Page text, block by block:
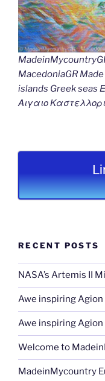
MacedoniaGR
islands Greek
Αιγαιο
RECENT POSTS
NASA’s Artemis II
Awe inspiring Agion
Awe inspiring Agion
Welcome to
MadeinMycountry